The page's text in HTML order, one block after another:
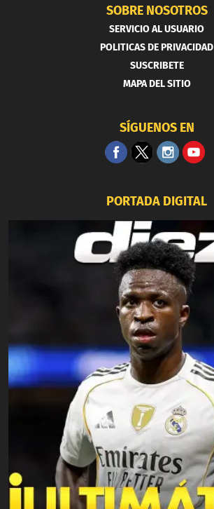
SOBRE NOSOTROS
SERVICIO AL USUARIO
POLITICAS DE PRIVACIDAD
SUSCRIBETE
MAPA DEL SITIO
SÍGUENOS EN
PORTADA DIGITAL